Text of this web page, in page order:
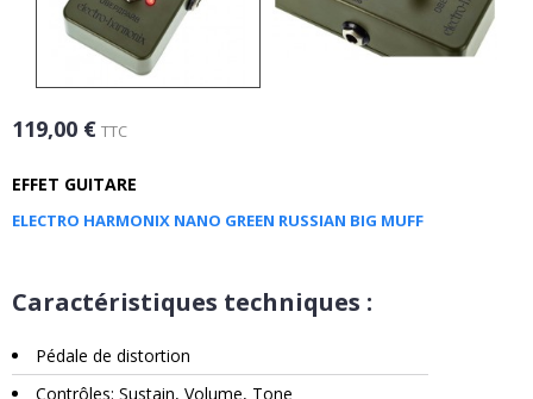
119,00 € TTC
EFFET GUITARE
ELECTRO HARMONIX NANO GREEN RUSSIAN BIG MUFF
Caractéristiques techniques :
Pédale de distortion
Contrôles: Sustain, Volume, Tone